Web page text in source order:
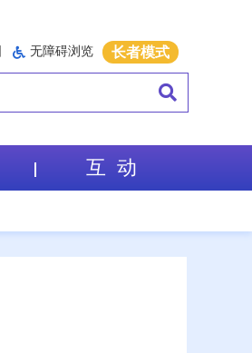
无障碍浏览 长者模式
互 动